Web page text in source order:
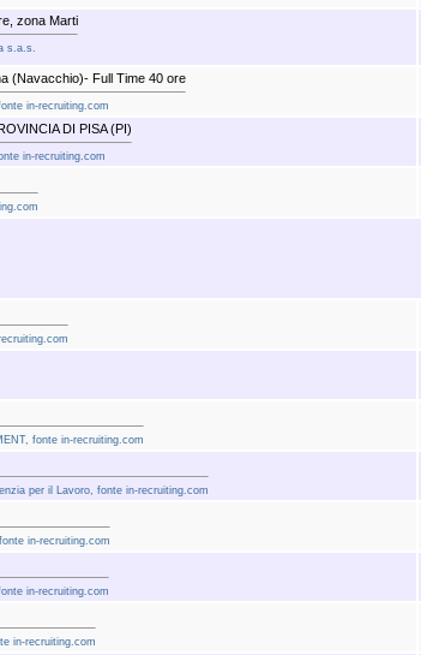
zona Marti
s.a.s.
(Navacchio)- Full Time 40 ore
in-recruiting.com
DI PISA (PI)
in-recruiting.com
fonte in-recruiting.com
per il Lavoro, fonte in-recruiting.com
in-recruiting.com
in-recruiting.com
in-recruiting.com